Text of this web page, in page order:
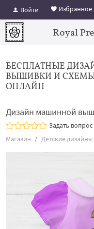
Войти Избранное
Royal
БЕСПЛАТНЫЕ
ВЫШИВКИ И
ОНЛАЙН
Дизайн машинной
Задать вопрос
Магазин
Детские дизайны